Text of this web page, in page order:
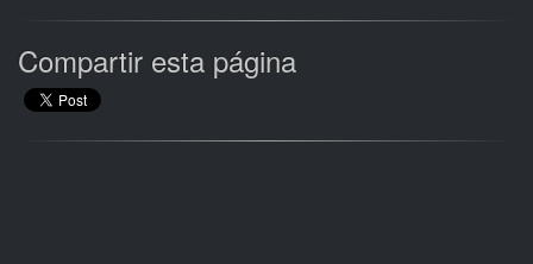
Compartir esta página